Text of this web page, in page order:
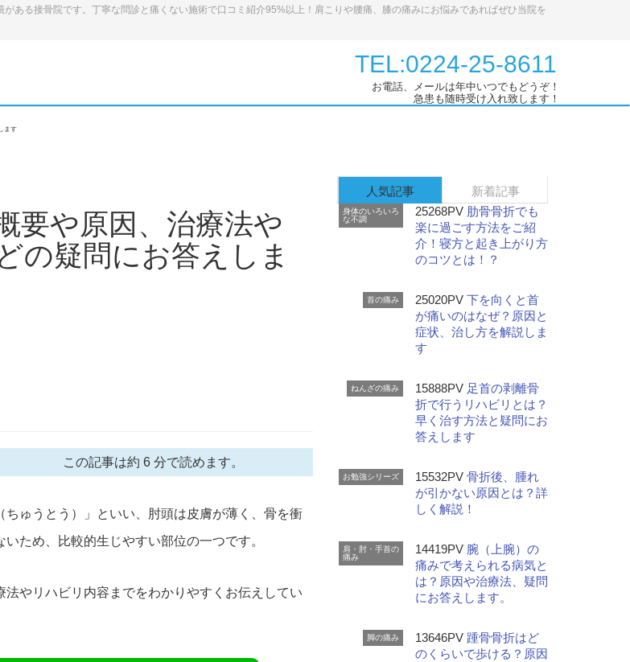
ある接骨院です。丁寧な問診と痛くない施術で口コミ紹介95%以上！肩こりや腰痛、膝の痛みにお悩みであればぜひ当院を
TEL:0224-25-8611
お電話、メールは年中いつでもどうぞ！
急患も随時受け入れ致します！
ます
要や原因、治療法や
の疑問にお答えしま
この記事は約 6 分で読めます。
ちゅうとう）」といい、肘頭は皮膚が薄く、骨を衝
ため、比較的生じやすい部位の一つです。
やリハビリ内容までをわかりやすくお伝えしてい
人気記事 新着記事
身体のいろいろ
な不調
25268PV 肋骨骨折でも
楽に過ごす方法をご紹
介！寝方と起き上がり方
のコツとは！？
首の痛み 25020PV 下を向くと首
が痛いのはなぜ？原因と
症状、治し方を解説しま
す
ねんざの痛み 15888PV 足首の剥離骨
折で行うリハビリとは？
早く治す方法と疑問にお
答えします
お勉強シリーズ 15532PV 骨折後、腫れ
が引かない原因とは？詳
しく解説！
肩・肘・手首の
痛み
14419PV 腕（上腕）の
痛みで考えられる病気と
は？原因や治療法、疑問
にお答えします。
脚の痛み 13646PV 踵骨骨折はど
のくらいで歩ける？原因